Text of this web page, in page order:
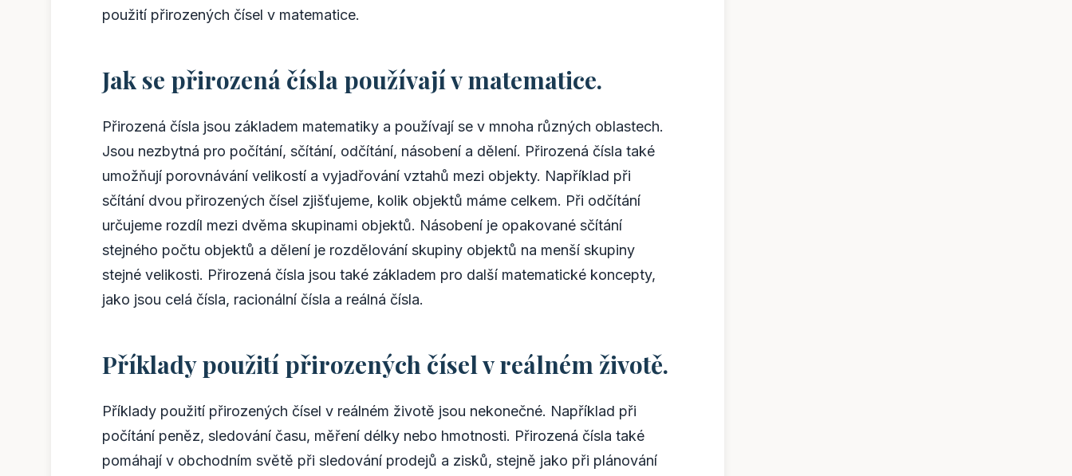
použití přirozených čísel v matematice.
Jak se přirozená čísla používají v matematice.
Přirozená čísla jsou základem matematiky a používají se v mnoha různých oblastech.
Jsou nezbytná pro počítání, sčítání, odčítání, násobení a dělení. Přirozená čísla také
umožňují porovnávání velikostí a vyjadřování vztahů mezi objekty. Například při
sčítání dvou přirozených čísel zjišťujeme, kolik objektů máme celkem. Při odčítání
určujeme rozdíl mezi dvěma skupinami objektů. Násobení je opakované sčítání
stejného počtu objektů a dělení je rozdělování skupiny objektů na menší skupiny
stejné velikosti. Přirozená čísla jsou také základem pro další matematické koncepty,
jako jsou celá čísla, racionální čísla a reálná čísla.
Příklady použití přirozených čísel v reálném životě.
Příklady použití přirozených čísel v reálném životě jsou nekonečné. Například při
počítání peněz, sledování času, měření délky nebo hmotnosti. Přirozená čísla také
pomáhají v obchodním světě při sledování prodejů a zisků, stejně jako při plánování